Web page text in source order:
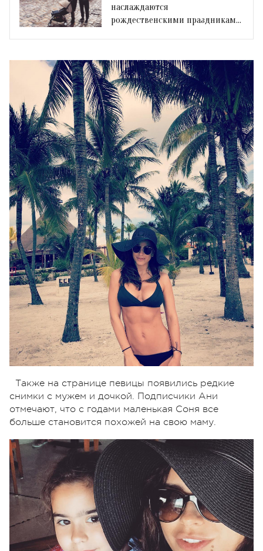
наслаждаются
рождественскими праздниками
Также на странице певицы появились редкие
снимки с мужем и дочкой. Подписчики Ани
отмечают, что с годами маленькая Соня все
больше становится похожей на свою маму.